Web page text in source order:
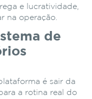
e lucratividade,
na operação.
de
é sair da
a rotina real do